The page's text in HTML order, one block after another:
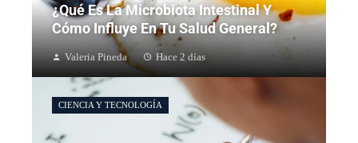
¿Qué Es La Microbiota Intestinal Y
Cómo Influye En Tu Salud General?
Valeria Pineda Hace 2 días
CIENCIA Y TECNOLOGÍA